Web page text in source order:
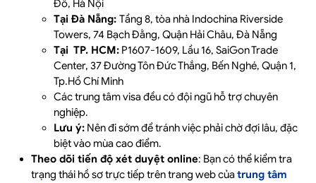
Đô, Hà Nội
Tại Đà Nẵng: Tầng 8, tòa nhà Indochina Riverside
Towers, 74 Bạch Đằng, Quận Hải Châu, Đà Nẵng
Tại TP. HCM: P1607-1609, Lầu 16, SaiGon Trade
Center, 37 Đường Tôn Đức Thắng, Bến Nghé, Quận 1,
Tp.Hồ Chí Minh
Các trung tâm visa đều có đội ngũ hỗ trợ chuyên
nghiệp.
Lưu ý: Nên đi sớm để tránh việc phải chờ đợi lâu, đặc
biệt vào mùa cao điểm.
Theo dõi tiến độ xét duyệt online: Bạn có thể kiểm tra
trạng thái hồ sơ trực tiếp trên trang web củatrung tâm